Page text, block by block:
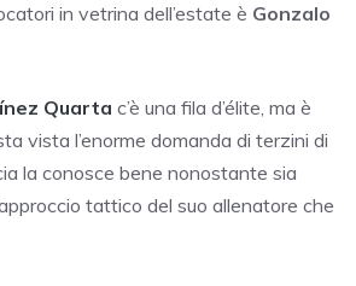
in vetrina dell’estate è Gonzalo
Quarta c’è una fila d’élite, ma è
vista l’enorme domanda di terzini di
la conosce bene nonostante sia
tattico del suo allenatore che